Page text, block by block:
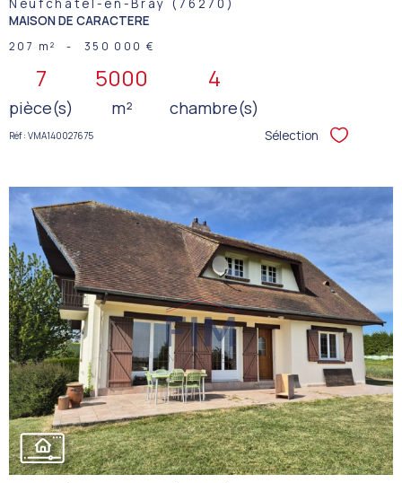
Neufchâtel-en-Bray (76270)
MAISON DE CARACTERE
207 m² - 350 000 €
7
pièce(s)
5000
m²
4
chambre(s)
Réf : VMA140027675 Sélection Sélectionner
VOIR LE
BIEN